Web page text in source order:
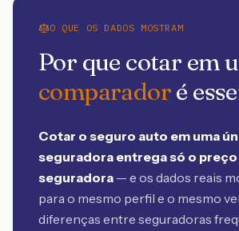
O QUE OS DADOS MOSTRAM
Por que cotar em
comparadoré
Cotar o seguro auto em uma
seguradora entrega só o
seguradora — e os dados reais
para o mesmo perfil e o mesmo
diferenças entre seguradoras